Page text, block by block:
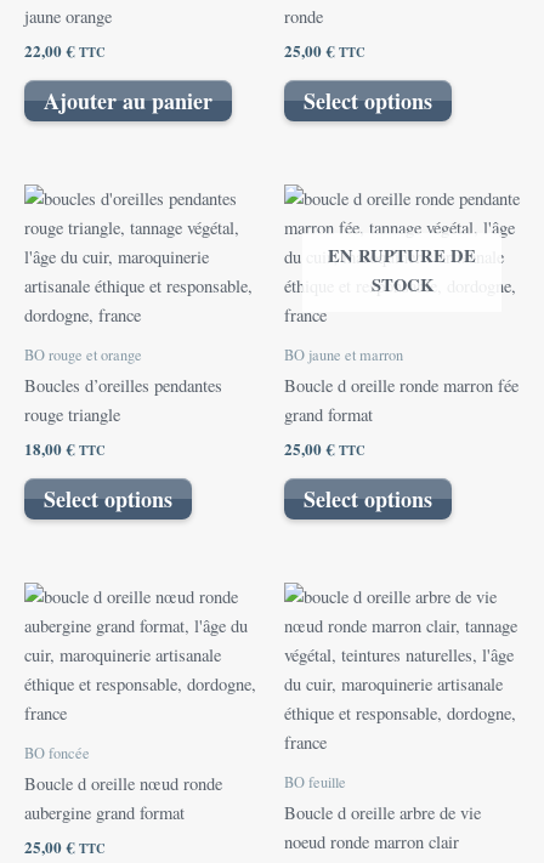
jaune orange
22,00€TTC
Ajouter au panier
ronde
25,00€TTC
Select options
BO rouge et orange
Boucles d’oreilles pendantes
rouge triangle
18,00€TTC
Select options
EN RUPTURE DE
STOCK
BO jaune et marron
Boucle d oreille ronde marron fée
grand format
25,00€TTC
Select options
BO foncée
Boucle d oreille nœud ronde
aubergine grand format
25,00€TTC
BO feuille
Boucle d oreille arbre de vie
noeud ronde marron clair